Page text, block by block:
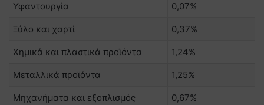
Υφαντουργία 0,07%
Ξύλο και χαρτί 0,37%
Χημικά και πλαστικά προϊόντα 1,24%
Μεταλλικά προϊόντα 1,25%
Μηχανήματα και εξοπλισμός 0,67%